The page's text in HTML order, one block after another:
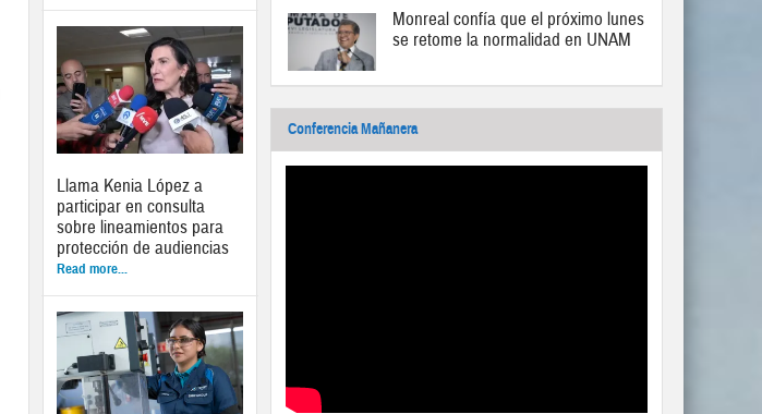
Llama Kenia López a
participar en consulta
sobre lineamientos para
protección de audiencias
Read more...
Monreal confía que el próximo lunes
se retome la normalidad en UNAM
Conferencia Mañanera